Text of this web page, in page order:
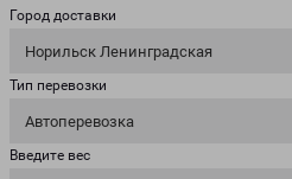
Город доставки
Норильск Ленинградская
Тип перевозки
Автоперевозка
Введите вес